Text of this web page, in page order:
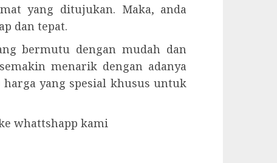
yang ditujukan. Maka, anda
dan tepat.
bermutu dengan mudah dan
menarik dengan adanya
yang spesial khusus untuk
whattshapp kami